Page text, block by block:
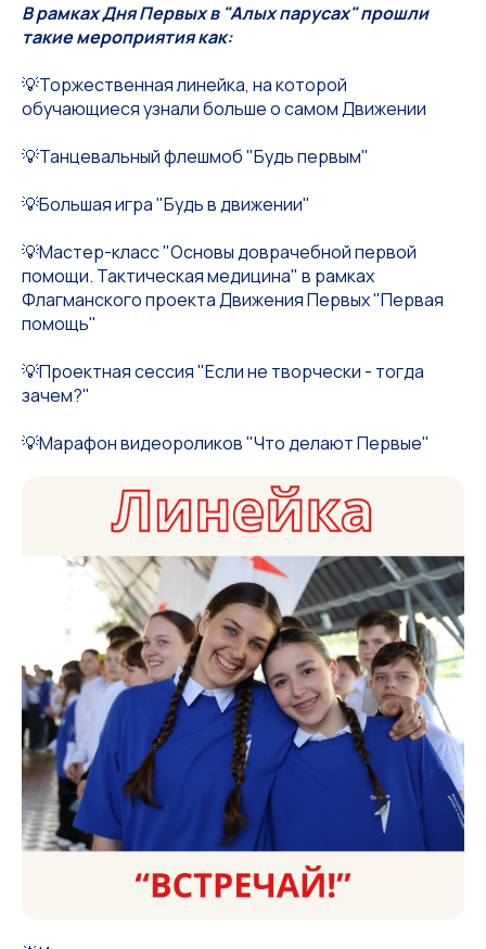
В рамках Дня Первых в "Алых парусах" прошли
такие мероприятия как:
💡Торжественная линейка, на которой
обучающиеся узнали больше о самом Движении
💡Танцевальный флешмоб "Будь первым"
💡Большая игра "Будь в движении"
💡Мастер-класс "Основы доврачебной первой
помощи. Тактическая медицина" в рамках
Флагманского проекта Движения Первых "Первая
помощь"
💡Проектная сессия "Если не творчески - тогда
зачем?"
💡Марафон видеороликов "Что делают Первые"